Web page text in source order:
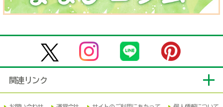
関連リンク